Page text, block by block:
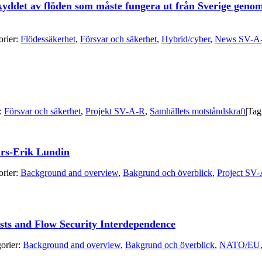
av flöden som måste fungera ut från Sverige
Flödessäkerhet, Försvar och säkerhet, Hybrid/cyber, News SV-
Försvar och säkerhet, Projekt SV-A-R, Samhällets motståndskraft|
Erik Lundin
Background and overview, Bakgrund och överblick, Project SV-
and Flow Security Interdependence
Background and overview, Bakgrund och överblick, NATO/EU,